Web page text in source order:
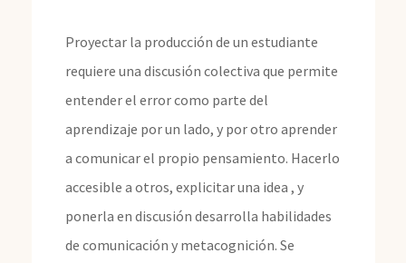
Proyectar la producción de un estudiante
requiere una discusión colectiva que permite
entender el error como parte del
aprendizaje por un lado, y por otro aprender
a comunicar el propio pensamiento. Hacerlo
accesible a otros, explicitar una idea , y
ponerla en discusión desarrolla habilidades
de comunicación y metacognición. Se